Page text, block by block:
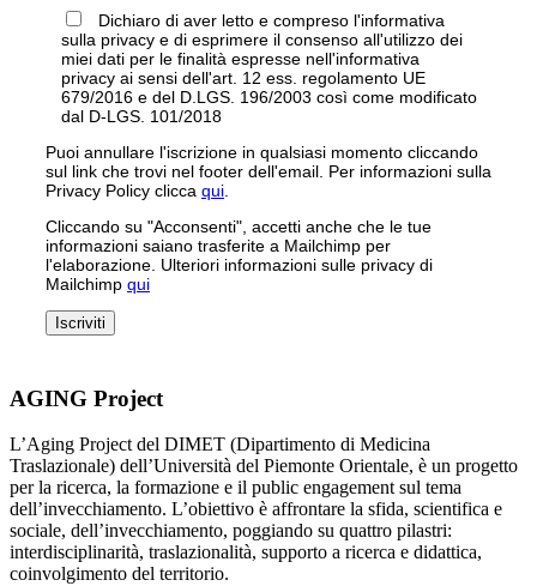
Dichiaro di aver letto e compreso l'informativa
sulla privacy e di esprimere il consenso all'utilizzo dei
miei dati per le finalità espresse nell'informativa
privacy ai sensi dell'art. 12 ess. regolamento UE
679/2016 e del D.LGS. 196/2003 così come modificato
dal D-LGS. 101/2018
Puoi annullare l'iscrizione in qualsiasi momento cliccando
sul link che trovi nel footer dell'email. Per informazioni sulla
Privacy Policy clicca qui
Cliccando su "Acconsenti", accetti anche che le tue
informazioni saiano trasferite a Mailchimp per
l'elaborazione. Ulteriori informazioni sulle privacy di
Mailchimp qui
AGING Project
L’Aging Project del DIMET (Dipartimento di Medicina
Traslazionale) dell’Università del Piemonte Orientale, è un progetto
per la ricerca, la formazione e il public engagement sul tema
dell’invecchiamento. L’obiettivo è affrontare la sfida, scientifica e
sociale, dell’invecchiamento, poggiando su quattro pilastri:
interdisciplinarità, traslazionalità, supporto a ricerca e didattica,
coinvolgimento del territorio.